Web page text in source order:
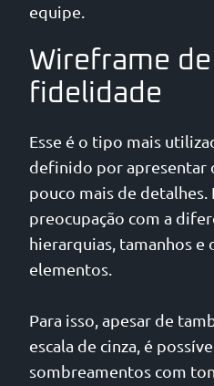
equipe.
Wireframe
fidelidade
Esse é o tipo mais
definido por apresentar
pouco mais de detalhes.
preocupação com a
hierarquias, tamanhos e
elementos.
Para isso, apesar de
escala de cinza, é
sombreamentos com